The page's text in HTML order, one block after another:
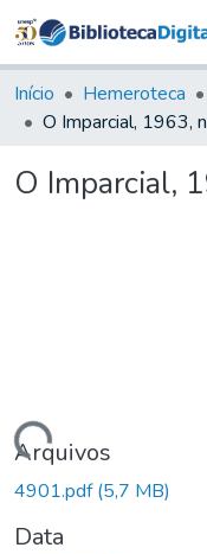
Início Hemeroteca
O Imparcial, 1963,
O Imparcial,
Carregando...
Arquivos
4901.pdf(5,7 MB)
Data